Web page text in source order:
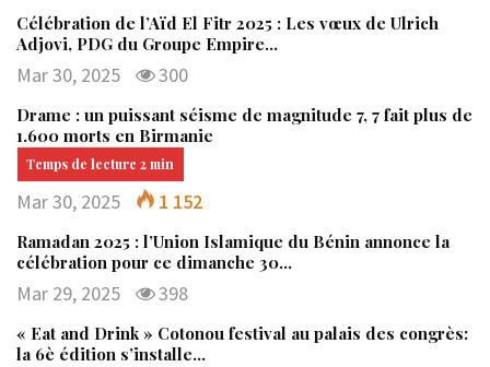
Célébration de l’Aïd El Fitr 2025 : Les vœux de Ulrich
Adjovi, PDG du Groupe Empire…
Mar 30, 2025 300
Drame : un puissant séisme de magnitude 7, 7 fait plus de
1.600 morts en Birmanie
Mar 30, 2025 1 152
Ramadan 2025 : l’Union Islamique du Bénin annonce la
célébration pour ce dimanche 30…
Mar 29, 2025 398
« Eat and Drink » Cotonou festival au palais des congrès:
la 6è édition s’installe…